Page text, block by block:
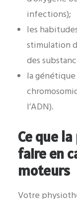
infections);
les
stimulation
des
la
l’ADN).
Ce que
faire en
moteurs
Votre